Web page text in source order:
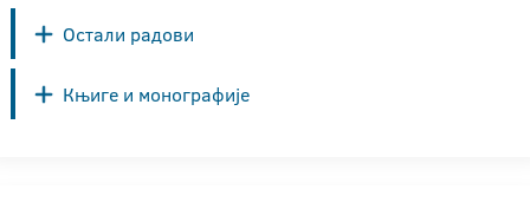
Остали радови
Књиге и монографије